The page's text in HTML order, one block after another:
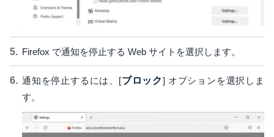
Firefox で通知を停止する Web サイトを選択します。
通知を停止するには、[ブロック] オプションを選択しま
す。